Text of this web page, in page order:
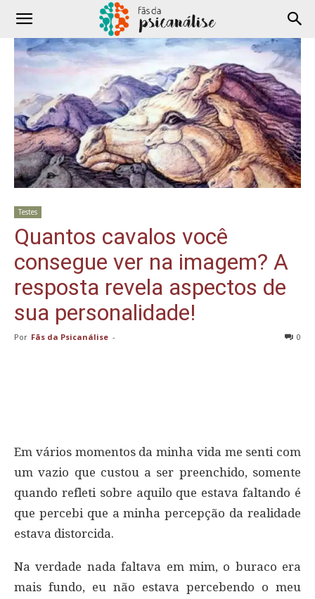
Testes
Quantos cavalos você
consegue ver na imagem? A
resposta revela aspectos de
sua personalidade!
Por Fãs da Psicanálise - 0
Em vários momentos da minha vida me senti com
um vazio que custou a ser preenchido, somente
quando refleti sobre aquilo que estava faltando é
que percebi que a minha percepção da realidade
estava distorcida.
Na verdade nada faltava em mim, o buraco era
mais fundo, eu não estava percebendo o meu